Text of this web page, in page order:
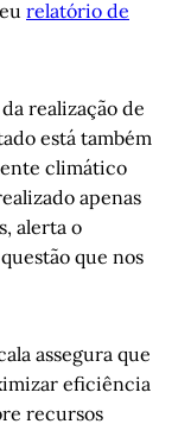
relatório de
realização de
está também
climático
apenas
alerta o
que nos
assegura que
eficiência
recursos